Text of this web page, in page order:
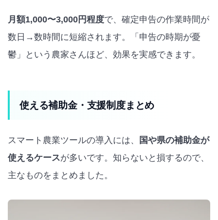
月額1,000〜3,000円程度で、確定申告の作業時間が
数日→数時間に短縮されます。「申告の時期が憂
鬱」という農家さんほど、効果を実感できます。
使える補助金・支援制度まとめ
スマート農業ツールの導入には、
国や県の補助金が
使えるケースが多いです。知らないと損するので、
主なものをまとめました。